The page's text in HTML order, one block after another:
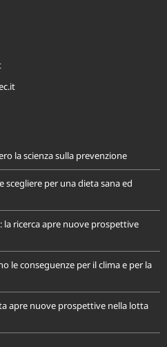
la scienza sulla prevenzione